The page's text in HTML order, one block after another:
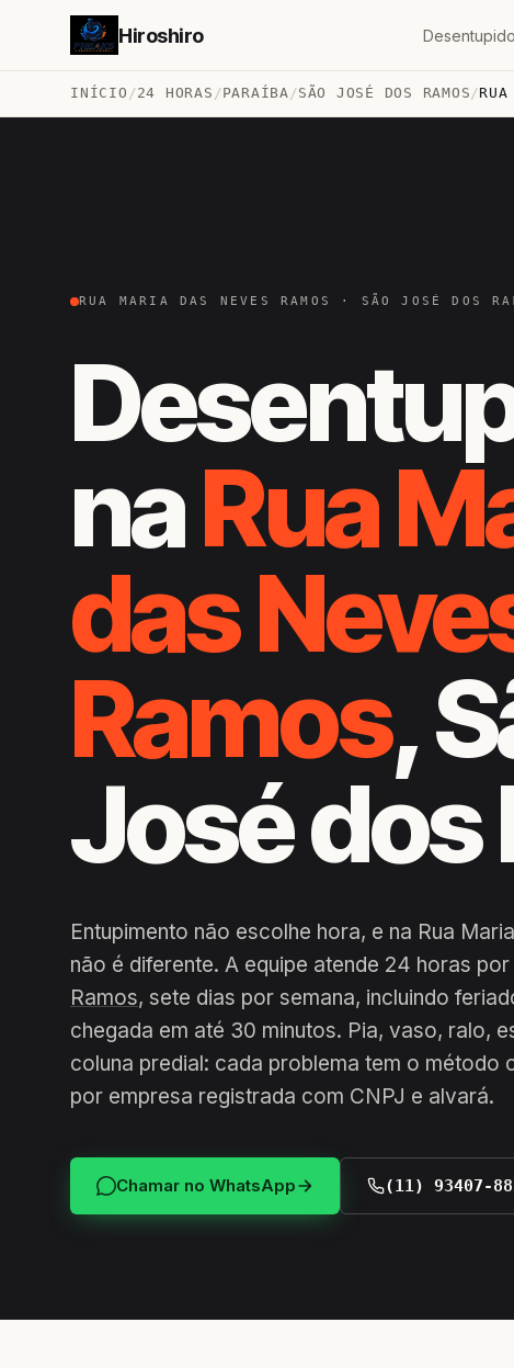
Hiroshiro
INÍCIO /24 HORAS /PARAÍBA /SÃO JOSÉ DOS RAMOS /
RUA MARIA DAS NEVES RAMOS · SÃO JOSÉ DOS
naRua
das
Ramos,
José dos
Entupimento não escolhe hora, e na Rua
não é diferente. A equipe atende 24 horas por
Ramos, sete dias por semana, incluindo
chegada em até 30 minutos. Pia, vaso, ralo,
coluna predial: cada problema tem o método
por empresa registrada com CNPJ e alvará.
Chamar no WhatsApp (11) 93407-